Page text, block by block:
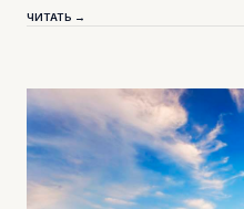
ЧИТАТЬ →